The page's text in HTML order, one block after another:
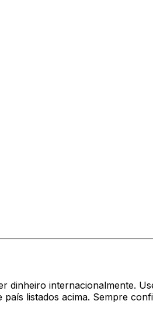
internacionalmente.
listados acima. Sempre